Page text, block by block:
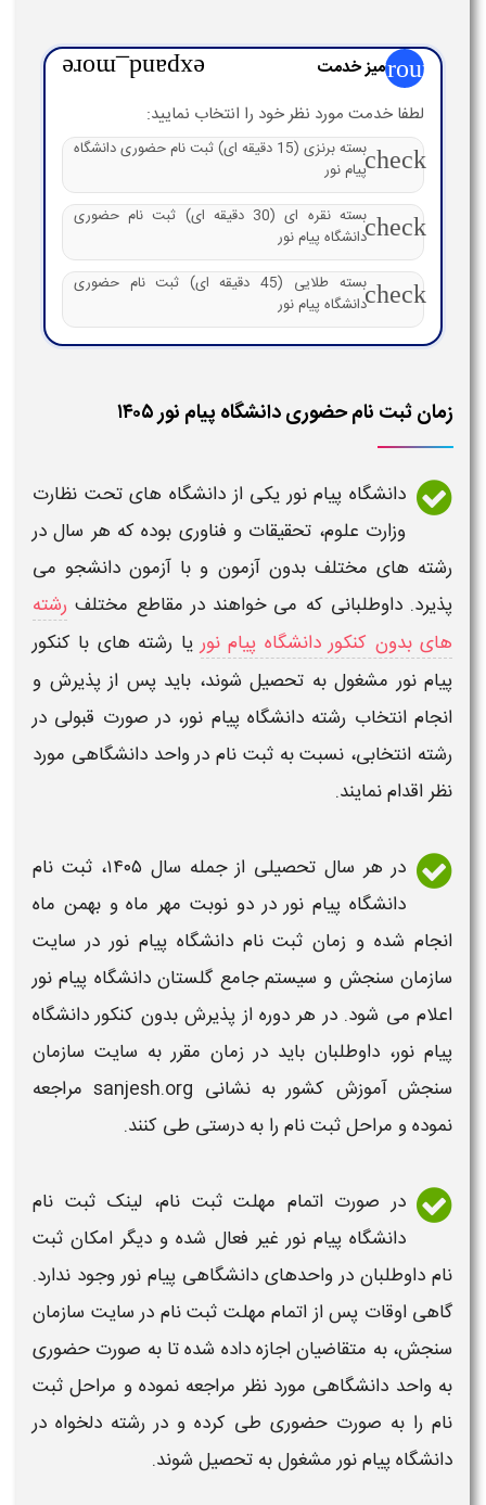
groupمیز خدمت expand_more
لطفا خدمت مورد نظر خود را انتخاب نمایید:
check
بسته برنزی (15 دقیقه ای) ثبت نام حضوری دانشگاه
پیام نور
check
بسته نقره ای (30 دقیقه ای) ثبت نام حضوری
دانشگاه پیام نور
check
بسته طلایی (45 دقیقه ای) ثبت نام حضوری
دانشگاه پیام نور
زمان ثبت نام حضوری دانشگاه پیام نور ۱۴۰۵
دانشگاه پیام نوریکی ازدانشگاه های تحت نظارت
وزارت علوم، تحقیقات و فناوری بوده که هر سال در
رشته های مختلف بدون آزمون و با آزمون دانشجو می
پذیرد. داوطلبانی که می خواهند در مقاطع مختلف رشته
های بدون کنکور دانشگاه پیام نوریا رشته های با کنکور
پیام نور مشغول به تحصیل شوند، باید پس از پذیرش و
انجام انتخاب رشته دانشگاه پیام نور، در صورت قبولی در
رشته انتخابی، نسبت بهثبت نامدر واحددانشگاهی مورد
نظر اقدام نمایند.
در هر سال تحصیلی از جمله سال ۱۴۰۵، ثبت نام
دانشگاه پیام نوردر دو نوبت مهر ماه و بهمن ماه
انجام شده و زمان ثبت نام دانشگاه پیام نوردر سایت
سازمان سنجش و سیستم جامع گلستان دانشگاه پیام نور
اعلام می شود. در هر دوره از پذیرش بدون کنکوردانشگاه
پیام نور، داوطلبان باید در زمان مقرر به سایت سازمان
سنجش آموزش کشور به نشانی sanjesh.orgمراجعه
نموده و مراحلثبت نام را به درستی طی کنند.
در صورت اتمام مهلتثبت نام، لینکثبت نام
دانشگاه پیام نورغیر فعال شده و دیگر امکان ثبت
نام داوطلبان در واحدهای دانشگاهی پیام نوروجود ندارد.
گاهی اوقات پس از اتمام مهلت ثبت نام در سایت سازمان
سنجش، به متقاضیان اجازه داده شده تا به صورت حضوری
به واحد دانشگاهی مورد نظر مراجعه نموده و مراحل ثبت
نام را به صورت حضوری طی کرده و در رشته دلخواه در
دانشگاه پیام نورمشغول به تحصیل شوند.